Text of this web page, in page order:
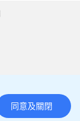
同意及關閉